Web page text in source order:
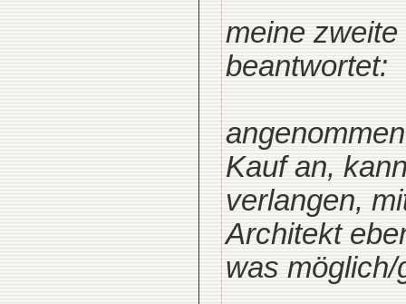
meine
beantwortet:
Kauf an,
verlangen,
Architekt
was